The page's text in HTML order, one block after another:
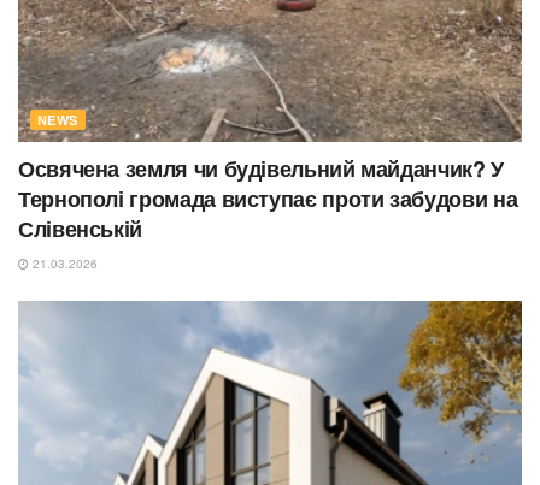
NEWS
Освячена земля чи будівельний майданчик? У
Тернополі громада виступає проти забудови на
Слівенській
21.03.2026